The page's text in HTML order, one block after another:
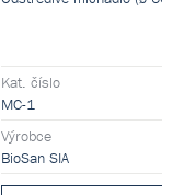
Kat. číslo
MC-1
Výrobce
BioSan SIA